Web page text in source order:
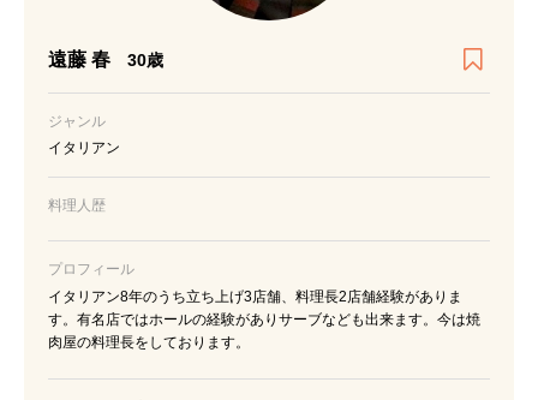
遠藤 春 30歳
ジャンル
イタリアン
料理人歴
プロフィール
イタリアン8年のうち立ち上げ3店舗、料理長2店舗経験がありま
す。有名店ではホールの経験がありサーブなども出来ます。今は焼
肉屋の料理長をしております。